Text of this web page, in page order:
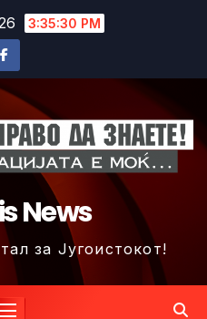
3:35:33 PM
News
за Југоистокот!